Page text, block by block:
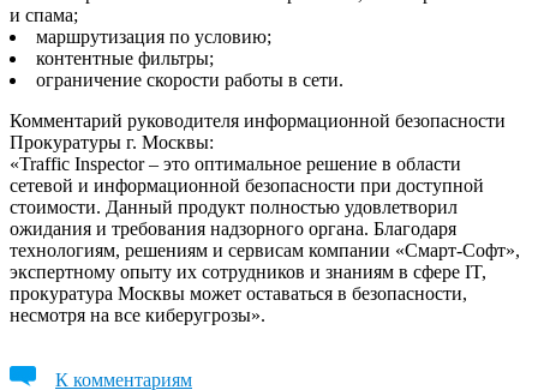
и спама;
маршрутизация по условию;
контентные фильтры;
ограничение скорости работы в сети.
Комментарий руководителя информационной безопасности
Прокуратуры г. Москвы:
«Traffic Inspector – это оптимальное решение в области
сетевой и информационной безопасности при доступной
стоимости. Данный продукт полностью удовлетворил
ожидания и требования надзорного органа. Благодаря
технологиям, решениям и сервисам компании «Смарт-Софт»,
экспертному опыту их сотрудников и знаниям в сфере IT,
прокуратура Москвы может оставаться в безопасности,
несмотря на все киберугрозы».
К комментариям